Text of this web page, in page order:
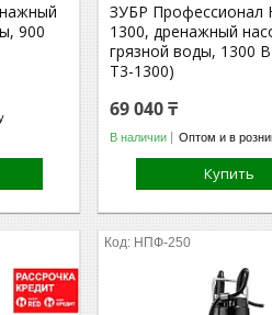
900
ЗУБР Профессионал
1300, дренажный
грязной воды, 1300
Т3-1300)
69 040 ₸
В наличии Оптом и в
Купить
НПФ-250